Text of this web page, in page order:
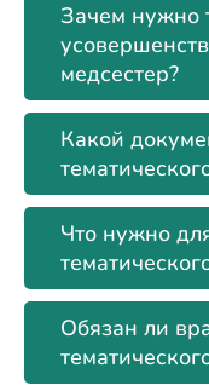
Зачем нужно
медсестер?
Какой
Что нужно
Обязан ли